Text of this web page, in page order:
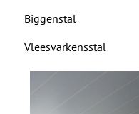
Biggenstal
Vleesvarkensstal